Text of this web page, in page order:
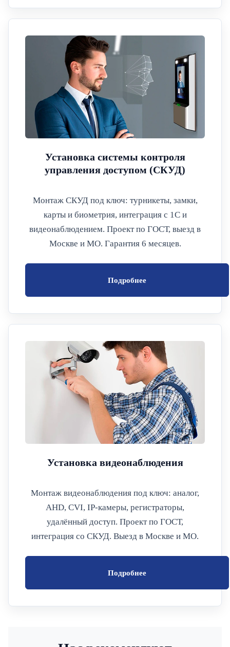
Установка системы контроля
управления доступом (СКУД)
Монтаж СКУД под ключ: турникеты, замки,
карты и биометрия, интеграция с 1С и
видеонаблюдением. Проект по ГОСТ, выезд в
Москве и МО. Гарантия 6 месяцев.
Подробнее
Установка видеонаблюдения
Монтаж видеонаблюдения под ключ: аналог,
AHD, CVI, IP-камеры, регистраторы,
удалённый доступ. Проект по ГОСТ,
интеграция со СКУД. Выезд в Москве и МО.
Подробнее